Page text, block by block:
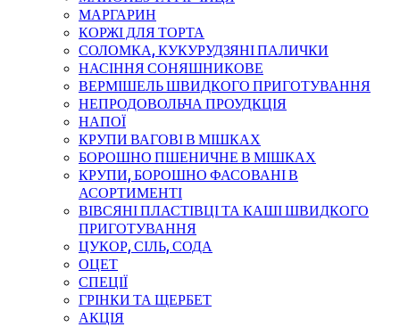
МАРГАРИН
КОРЖІ ДЛЯ ТОРТА
СОЛОМКА, КУКУРУДЗЯНІ ПАЛИЧКИ
НАСІННЯ СОНЯШНИКОВЕ
ВЕРМІШЕЛЬ ШВИДКОГО ПРИГОТУВАННЯ
НЕПРОДОВОЛЬЧА ПРОУДКЦІЯ
НАПОЇ
КРУПИ ВАГОВІ В МІШКАХ
БОРОШНО ПШЕНИЧНЕ В МІШКАХ
КРУПИ, БОРОШНО ФАСОВАНІ В
АСОРТИМЕНТІ
ВІВСЯНІ ПЛАСТІВЦІ ТА КАШІ ШВИДКОГО
ПРИГОТУВАННЯ
ЦУКОР, СІЛЬ, СОДА
ОЦЕТ
СПЕЦІЇ
ГРІНКИ ТА ЩЕРБЕТ
АКЦІЯ